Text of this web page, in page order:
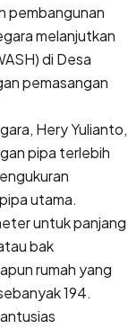
pembangunan
melanjutkan
di Desa
pemasangan
Hery Yulianto,
pipa terlebih
utama.
untuk panjang
bak
rumah yang
194.